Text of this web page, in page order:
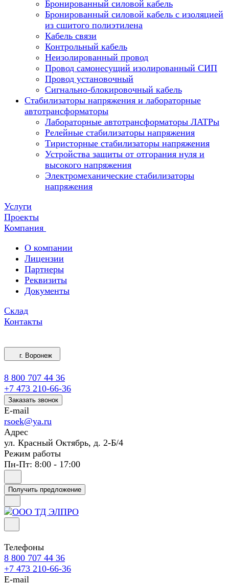
Бронированный силовой кабель
Бронированный силовой кабель с изоляцией
из сшитого полиэтилена
Кабель связи
Контрольный кабель
Неизолированный провод
Провод самонесущий изолированный СИП
Провод установочный
Сигнально-блокировочный кабель
Стабилизаторы напряжения и лабораторные
автотрансформаторы
Лабораторные автотрансформаторы ЛАТРы
Релейные стабилизаторы напряжения
Тиристорные стабилизаторы напряжения
Устройства защиты от отгорания нуля и
высокого напряжения
Электромеханические стабилизаторы
напряжения
Услуги
Проекты
Компания
О компании
Лицензии
Партнеры
Реквизиты
Документы
Склад
Контакты
г. Воронеж
8 800 707 44 36
+7 473 210-66-36
Заказать звонок
E-mail
rsoek@ya.ru
Адрес
ул. Красный Октябрь, д. 2-Б/4
Режим работы
Пн-Пт: 8:00 - 17:00
Получить предложение
Телефоны
8 800 707 44 36
+7 473 210-66-36
E-mail